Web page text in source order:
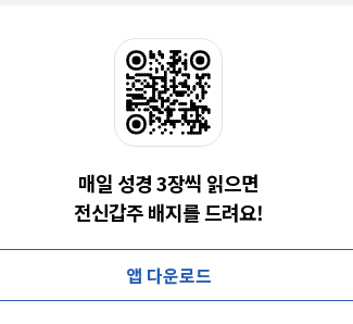
매일 성경 3장씩 읽으면
전신갑주 배지를 드려요!
앱 다운로드